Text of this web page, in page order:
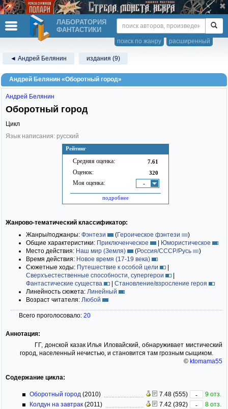
ЛАБОРАТОРИЯ
ФАНТАСТИКИ
расширенный
поиск по жанру
◄ Андрей Белянин издания (9)
Андрей Белянин «Оборотный город»
Рейтинг
Средняя оценка: 7.61
Оценок: 320
Моя оценка: -
подробнее
Андрей Белянин
Оборотный город
Цикл
Язык написания: русский
Жанрово-тематический классификатор:
Жанры/поджанры: Фэнтези (Героическое фэнтези
)
Общие характеристики: Приключенческое | Юмористическое
Место действия: Наш мир (Земля) (Россия/СССР/Русь
)
Время действия: Новое время (17-19 века)
Сюжетные ходы: Путешествие к особой цели
|
Сверхъестественные способности, супергерои
|
Фантастические существа
| Становление/взросление героя
Линейность сюжета: Линейный
Возраст читателя: Любой
Всего проголосовало: 20
Аннотация:
ГГ, донской казак Илья Иловайский, обнаруживает мистический
город, населенный нечистью, и становится там грозным сыщиком.
© ktomama55
Содержание цикла:
Оборотный город (2010) 7.48 (555) -
9 отз.
Колдун на завтрак (2011) 7.42 (392) -
8 отз.